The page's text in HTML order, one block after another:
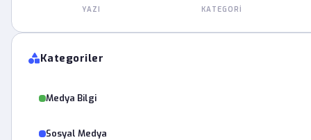
YAZI KATEGORI
Kategoriler
Medya Bilgi
Sosyal Medya